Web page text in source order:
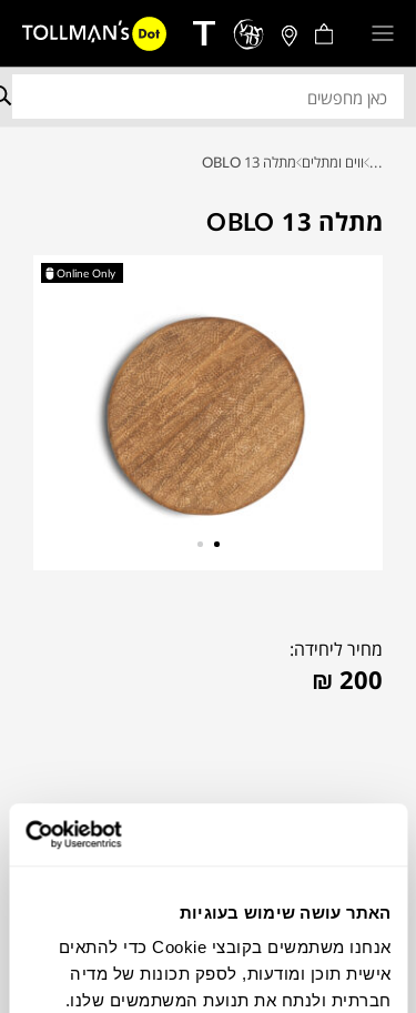
האתר עושה שימוש בעוגיות
אנחנו משתמשים בקובצי Cookie כדי להתאים
אישית תוכן ומודעות, לספק תכונות של מדיה
חברתית ולנתח את תנועת המשתמשים שלנו.
... ווים ומתלים מתלה 13 OBLO
מתלה 13 OBLO
Online Only
מחיר ליחידה:
₪ 200
צבעים